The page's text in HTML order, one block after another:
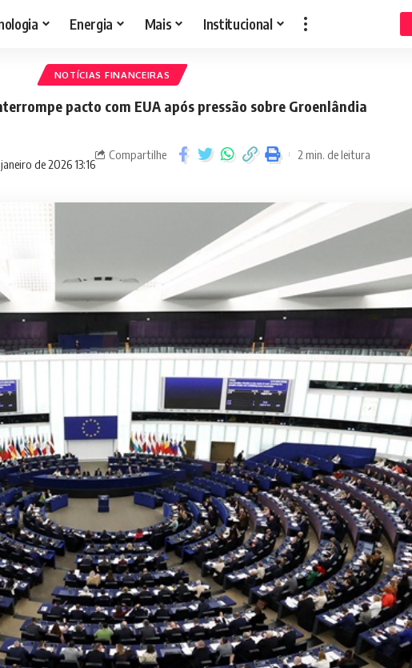
Energia Mais Institucional
NOTÍCIAS FINANCEIRAS
pacto com EUA após pressão sobre Groenlândia
de 2026 13:16
Compartilhe 2 min. de leitura